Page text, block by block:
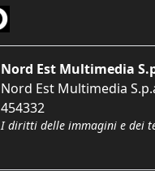
Nord Est Multimedia
Nord Est Multimedia
454332
I diritti delle immagini e dei